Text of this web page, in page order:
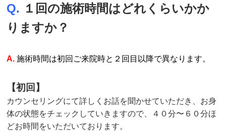
Q. １回の施術時間はどれくらいかか
りますか？
A.施術時間は初回ご来院時と２回目以降で異なります。
【初回】
カウンセリングにて詳しくお話を聞かせていただき、お身
体の状態をチェックしていきますので、４０分〜６０分ほ
どお時間をいただいております。